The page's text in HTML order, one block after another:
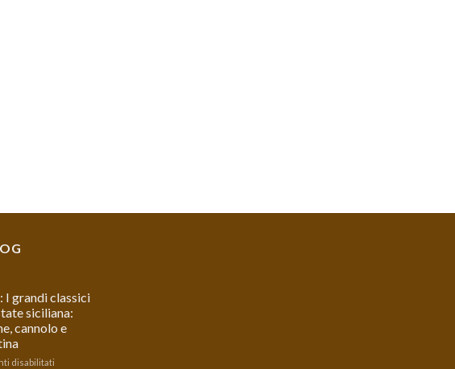
I grandi classici
siciliana:
cannolo e
disabilitati